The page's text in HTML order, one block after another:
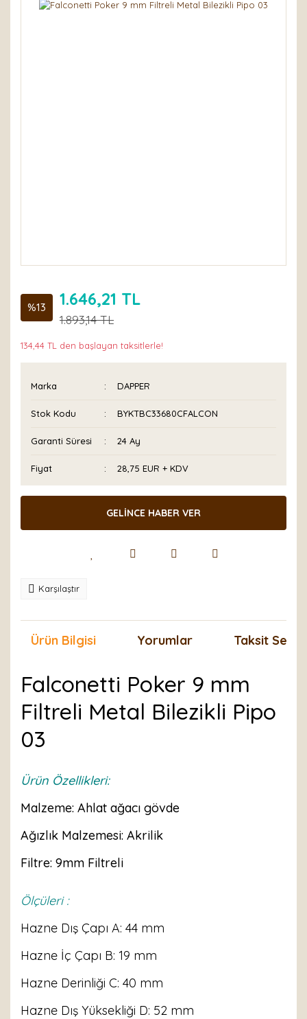
%13 1.646,21 TL
1.893,14 TL
134,44 TL den başlayan taksitlerle!
Marka DAPPER
Stok Kodu BYKTBC33680CFALCON
Garanti Süresi 24 Ay
Fiyat 28,75 EUR + KDV
GELİNCE HABER VER
Karşılaştır
Ürün Bilgisi Yorumlar Taksit
Falconetti Poker 9 mm
Filtreli Metal Bilezikli Pipo
03
Ürün Özellikleri:
Malzeme: Ahlat ağacı gövde
Ağızlık Malzemesi: Akrilik
Filtre: 9mm Filtreli
Ölçüleri :
Hazne Dış Çapı A: 44 mm
Hazne İç Çapı B: 19 mm
Hazne Derinliği C: 40 mm
Hazne Dış Yüksekliği D: 52 mm